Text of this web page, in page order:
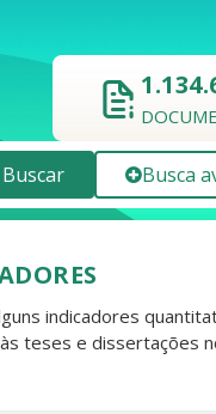
Buscar Busca
indicadores
teses e dissertações